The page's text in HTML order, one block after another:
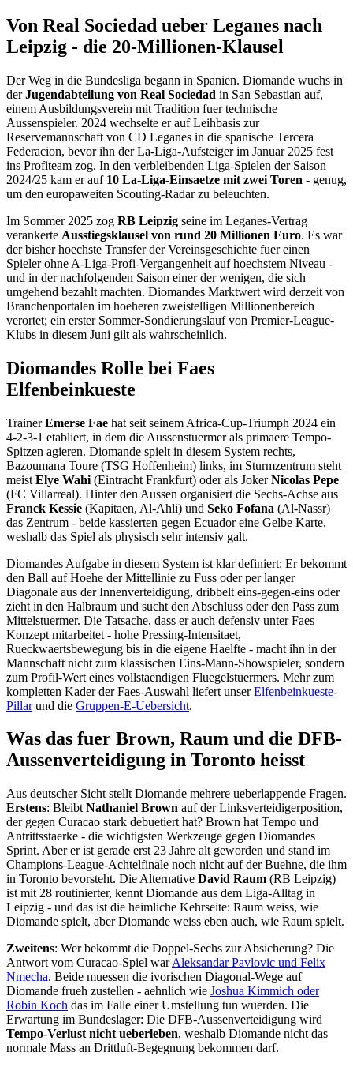
Von Real Sociedad ueber Leganes nach
Leipzig - die 20-Millionen-Klausel
Der Weg in die Bundesliga begann in Spanien. Diomande wuchs in
derJugendabteilung von Real Sociedad in San Sebastian auf,
einem Ausbildungsverein mit Tradition fuer technische
Aussenspieler. 2024 wechselte er auf Leihbasis zur
Reservemannschaft von CD Leganes in die spanische Tercera
Federacion, bevor ihn der La-Liga-Aufsteiger im Januar 2025 fest
ins Profiteam zog. In den verbleibenden Liga-Spielen der Saison
2024/25 kam er auf 10 La-Liga-Einsaetze mit zwei Toren - genug,
um den europaweiten Scouting-Radar zu beleuchten.
Im Sommer 2025 zog RB Leipzig seine im Leganes-Vertrag
verankerte Ausstiegsklausel von rund 20 Millionen Euro. Es war
der bisher hoechste Transfer der Vereinsgeschichte fuer einen
Spieler ohne A-Liga-Profi-Vergangenheit auf hoechstem Niveau -
und in der nachfolgenden Saison einer der wenigen, die sich
umgehend bezahlt machten. Diomandes Marktwert wird derzeit von
Branchenportalen im hoeheren zweistelligen Millionenbereich
verortet; ein erster Sommer-Sondierungslauf von Premier-League-
Klubs in diesem Juni gilt als wahrscheinlich.
Diomandes Rolle bei Faes
Elfenbeinkueste
TrainerEmerse Fae hat seit seinem Africa-Cup-Triumph 2024 ein
4-2-3-1 etabliert, in dem die Aussenstuermer als primaere Tempo-
Spitzen agieren. Diomande spielt in diesem System rechts,
Bazoumana Toure (TSG Hoffenheim) links, im Sturmzentrum steht
meist Elye Wahi (Eintracht Frankfurt) oder als JokerNicolas Pepe
(FC Villarreal). Hinter den Aussen organisiert die Sechs-Achse aus
Franck Kessie (Kapitaen, Al-Ahli) und Seko Fofana (Al-Nassr)
das Zentrum - beide kassierten gegen Ecuador eine Gelbe Karte,
weshalb das Spiel als physisch sehr intensiv galt.
Diomandes Aufgabe in diesem System ist klar definiert: Er bekommt
den Ball auf Hoehe der Mittellinie zu Fuss oder per langer
Diagonale aus der Innenverteidigung, dribbelt eins-gegen-eins oder
zieht in den Halbraum und sucht den Abschluss oder den Pass zum
Mittelstuermer. Die Tatsache, dass er auch defensiv unter Faes
Konzept mitarbeitet - hohe Pressing-Intensitaet,
Rueckwaertsbewegung bis in die eigene Haelfte - macht ihn in der
Mannschaft nicht zum klassischen Eins-Mann-Showspieler, sondern
zum Profil-Wert eines vollstaendigen Fluegelstuermers. Mehr zum
kompletten Kader der Faes-Auswahl liefert unserElfenbeinkueste-
Pillarund die Gruppen-E-Uebersicht.
Was das fuer Brown, Raum und die DFB-
Aussenverteidigung in Toronto heisst
Aus deutscher Sicht stellt Diomande mehrere ueberlappende Fragen.
Erstens: Bleibt Nathaniel Brown auf der Linksverteidigerposition,
der gegen Curacao stark debuetiert hat? Brown hat Tempo und
Antrittsstaerke - die wichtigsten Werkzeuge gegen Diomandes
Sprint. Aber er ist gerade erst 23 Jahre alt geworden und stand im
Champions-League-Achtelfinale noch nicht auf der Buehne, die ihm
in Toronto bevorsteht. Die Alternative David Raum (RB Leipzig)
ist mit 28 routinierter, kennt Diomande aus dem Liga-Alltag in
Leipzig - und das ist die heimliche Kehrseite: Raum weiss, wie
Diomande spielt, aber Diomande weiss eben auch, wie Raum spielt.
Zweitens: Wer bekommt die Doppel-Sechs zur Absicherung? Die
Antwort vom Curacao-Spiel warAleksandar Pavlovic und Felix
Nmecha. Beide muessen die ivorischen Diagonal-Wege auf
Diomande frueh zustellen - aehnlich wie Joshua Kimmich oder
Robin Koch das im Falle einer Umstellung tun wuerden. Die
Erwartung im Bundeslager: Die DFB-Aussenverteidigung wird
Tempo-Verlust nicht ueberleben, weshalb Diomande nicht das
normale Mass an Drittluft-Begegnung bekommen darf.